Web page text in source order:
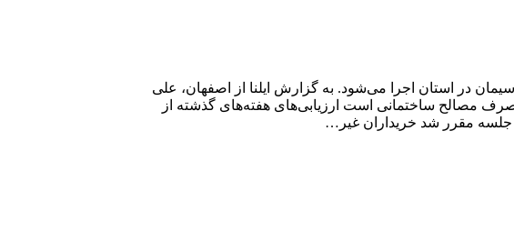
در استان اجرا می‌شود. به گزارش ایلنا از اصفهان، علی
مصالح ساختمانی است ارزیابی‌های هفته‌های گذشته از
جلسه مقرر شد خریداران غیر…